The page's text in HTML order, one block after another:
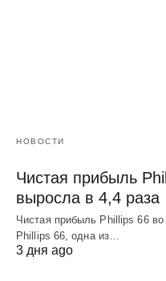
НОВОСТИ
Чистая прибыль
выросла в 4,4 раза
Чистая прибыль Phillips 66
Phillips 66, одна из…
3 дня ago